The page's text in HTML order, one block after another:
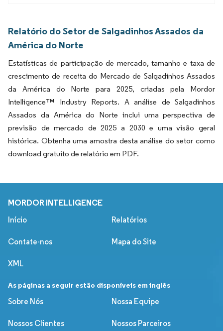
Relatório do Setor de Salgadinhos Assados da
América do Norte
Estatísticas de participação de mercado, tamanho e taxa de
crescimento de receita do Mercado de Salgadinhos Assados
da América do Norte para 2025, criadas pela Mordor
Intelligence™ Industry Reports. A análise de Salgadinhos
Assados da América do Norte inclui uma perspectiva de
previsão de mercado de 2025 a 2030 e uma visão geral
histórica. Obtenha uma amostra desta análise do setor como
download gratuito de relatório em PDF.
MORDOR INTELLIGENCE
Início Relatórios
Contate-nos Mapa do Site
XML
As páginas a seguir estão disponíveis em inglês
Sobre Nós
Nossa Equipe
Nossos Clientes Nossos Parceiros